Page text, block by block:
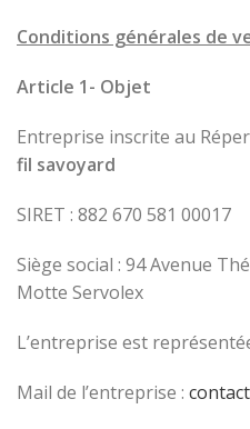
Conditions générales de
Article 1- Objet
Entreprise inscrite au
fil savoyard
SIRET : 882 670 581 00017
Siège social : 94 Avenue
Motte Servolex
L’entreprise est
Mail de l’entreprise :